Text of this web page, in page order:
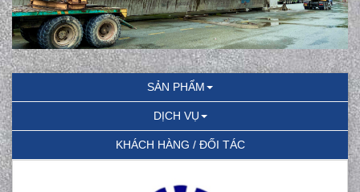
SẢN PHẨM
DỊCH VỤ
KHÁCH HÀNG / ĐỐI TÁC